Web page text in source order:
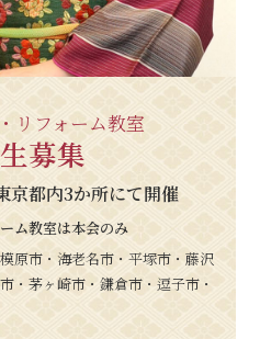
リフォーム教室
募集
京都内3か所にて開催
ム教室は本会のみ
原市・海老名市・平塚市・藤沢
・茅ヶ崎市・鎌倉市・逗子市・